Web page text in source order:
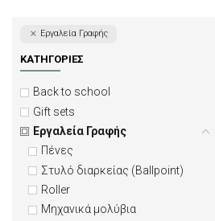
Εργαλεία Γραφής
ΚΑΤΗΓΟΡΊΕΣ
Back to school
Gift sets
Εργαλεία Γραφής
Πένες
Στυλό διαρκείας (Ballpoint)
Roller
Μηχανικά μολύβια